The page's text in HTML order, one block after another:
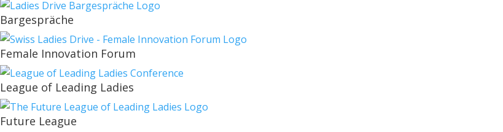
Bargespräche
Female Innovation Forum
League of Leading Ladies
Future League